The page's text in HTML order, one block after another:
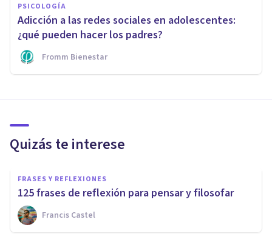
PSICOLOGÍA
Adicción a las redes sociales en adolescentes:
¿qué pueden hacer los padres?
Fromm Bienestar
Quizás te interese
FRASES Y REFLEXIONES
125 frases de reflexión para pensar y filosofar
Francis Castel